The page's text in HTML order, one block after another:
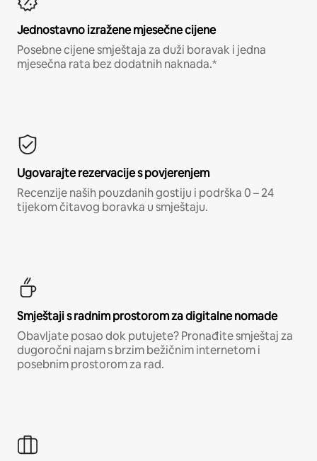
Jednostavno izražene mjesečne cijene
Posebne cijene smještaja za duži boravak i jedna
mjesečna rata bez dodatnih naknada.*
Ugovarajte rezervacije s povjerenjem
Recenzije naših pouzdanih gostiju i podrška 0 – 24
tijekom čitavog boravka u smještaju.
Smještaji s radnim prostorom za digitalne nomade
Obavljate posao dok putujete? Pronađite smještaj za
dugoročni najam s brzim bežičnim internetom i
posebnim prostorom za rad.